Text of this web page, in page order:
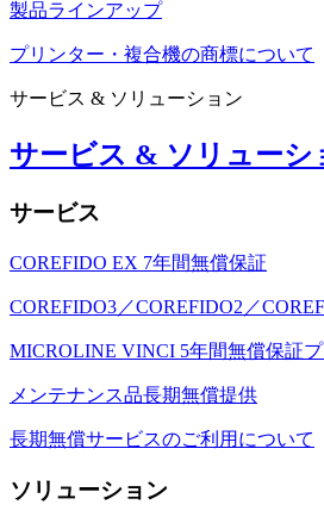
製品ラインアップ
プリンター・複合機の商標について
サービス & ソリューション
サービス & ソリューシ
サービス
COREFIDO EX 7年間無償保証
COREFIDO3／COREFIDO2／
MICROLINE VINCI 5年間無償保証
メンテナンス品長期無償提供
長期無償サービスのご利用について
ソリューション